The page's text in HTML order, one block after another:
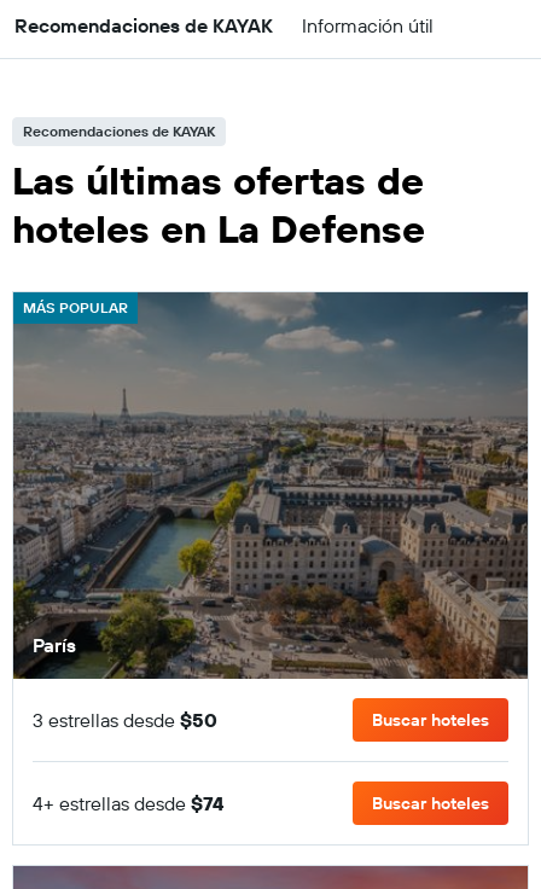
Recomendaciones de KAYAK Información útil
Recomendaciones de KAYAK
Las últimas ofertas de
hoteles en La Defense
MÁS POPULAR
París
3 estrellas desde $50 Buscar hoteles
4+ estrellas desde $74 Buscar hoteles